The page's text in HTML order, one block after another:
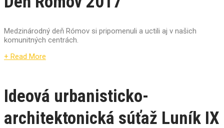
Medzinárodný deň Rómov si pripomenuli a uctili aj v našich
komunitných centrách.
+ Read More
Ideová urbanisticko-
architektonická súťaž Luník IX